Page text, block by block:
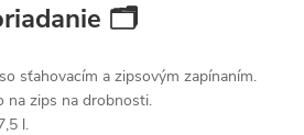
🗂
sťahovacím a zipsovým zapínaním.
na zips na drobnosti.
l.